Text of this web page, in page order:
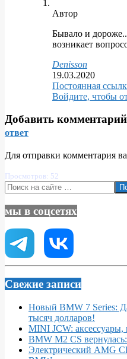
Автор
Бывало и дороже..
возникает
Denisson
19.03.2020
Постоянная
Войдите, чтобы
Добавить
ответ
Для отправки комментария
Просмотров: 52
Поиск
мы в соцсетях
Свежие записи
Новый BMW 7 Series:
тысяч долларов!
MINI JCW:
BMW M2 CS
Электрический AMG